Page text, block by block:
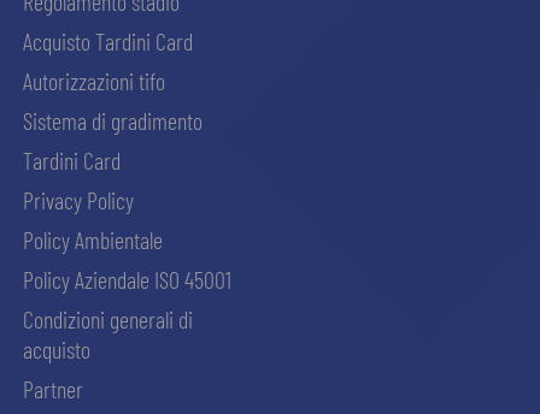
Acquisto Tardini Card
Autorizzazioni tifo
Sistema di gradimento
Tardini Card
Privacy Policy
Policy Ambientale
Policy Aziendale ISO 45001
Condizioni generali di
acquisto
Partner